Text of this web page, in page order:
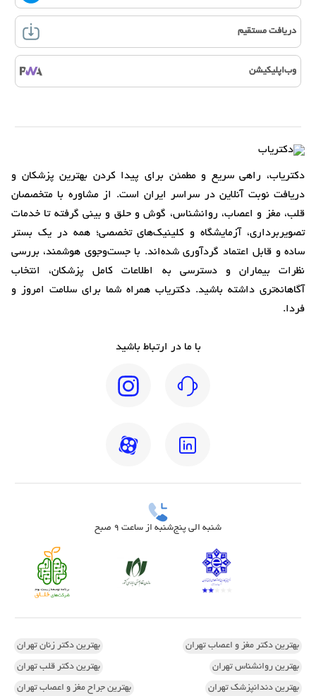
دریافت مستقیم
وب‌اپلیکیشن
دکتریاب، راهی سریع و مطمئن برای پیدا کردن بهترین پزشکان و
دریافت نوبت آنلاین در سراسر ایران است. از مشاوره با متخصصان
قلب، مغز و اعصاب، روانشناس، گوش و حلق و بینی گرفته تا خدمات
تصویربرداری، آزمایشگاه و کلینیک‌های تخصصی؛ همه در یک بستر
ساده و قابل اعتماد گردآوری شده‌اند. با جست‌وجوی هوشمند، بررسی
نظرات بیماران و دسترسی به اطلاعات کامل پزشکان، انتخاب
آگاهانه‌تری داشته باشید. دکتریاب همراه شما برای سلامت امروز و
فردا.
با ما در ارتباط باشید
شنبه الی پنج‌شنبه از ساعت 9 صبح
بهترین دکتر مغز و اعصاب تهران بهترین دکتر زنان تهران
بهترین روانشناس تهران بهترین دکتر قلب تهران
بهترین دندانپزشک تهران بهترین جراح مغز و اعصاب تهران